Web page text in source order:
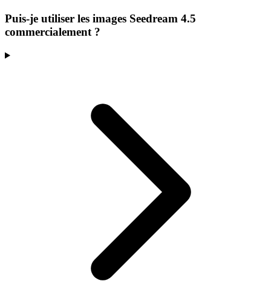
Puis-je utiliser les images Seedream 4.5
commercialement ?